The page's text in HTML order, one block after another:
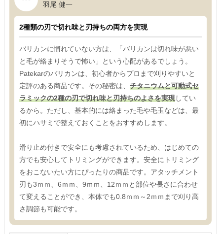
羽尾 健一
2種類の刃で切れ味と刃持ちの両方を実現
バリカンに慣れていない方は、「バリカンは切れ味が悪い
と毛が絡まりそうで怖い」という心配があるでしょう。
Patekarのバリカンは、初心者からプロまで刈りやすいと
定評のある商品です。その秘密は、 チタニウムと可動式セ
ラミックの2種の刃で切れ味と刃持ちのよさを実現してい
るから。ただし、基本的には絡まった毛や毛玉などは、最
初にハサミで整えておくことをおすすめします。
滑り止め付きで安全にも考慮されているため、はじめての
方でも安心してトリミングができます。安全にトリミング
をおこないたい方にぴったりの商品です。アタッチメント
刃も3ｍｍ、6ｍｍ、9ｍｍ、12ｍｍと部位や長さに合わせ
て変えることができ、本体でも0.8ｍｍ～2ｍｍまで刈り高
さ調節も可能です。